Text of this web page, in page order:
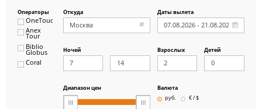
Операторы
OneTouch&Travel
Anex
Tour
Biblio
Globus
Coral
Откуда Даты вылета
Ночей Взрослых Детей
Диапазон цен
Валюта
руб.
€ / $